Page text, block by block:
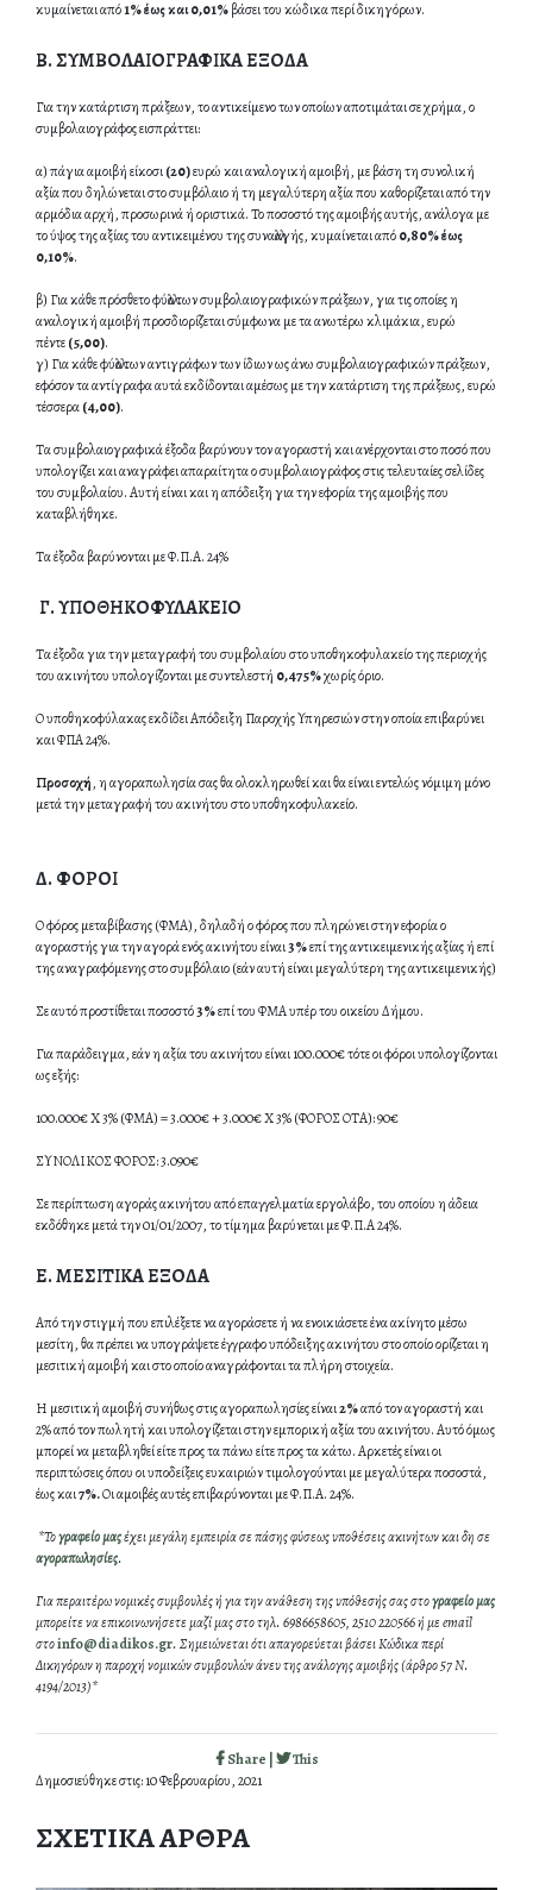
κυμαίνεται από1% έως και 0,01%βάσει του κώδικα περί δικηγόρων.
Β. ΣΥΜΒΟΛΑΙΟΓΡΑΦΙΚΑ ΕΞΟΔΑ
Για την κατάρτιση πράξεων, το αντικείμενο των οποίων αποτιμάται σε χρήμα, ο
συμβολαιογράφος εισπράττει:
α) πάγια αμοιβή είκοσι(20)ευρώ και αναλογική αμοιβή, με βάση τη συνολική
αξία που δηλώνεται στο συμβόλαιο ή τη μεγαλύτερη αξία που καθορίζεται από την
αρμόδια αρχή, προσωρινά ή οριστικά. Το ποσοστό της αμοιβής αυτής, ανάλογα με
το ύψος της αξίας του αντικειμένου της συναλλαγής, κυμαίνεται από0,80% έως
0,10%.
β) Για κάθε πρόσθετο φύλλο των συμβολαιογραφικών πράξεων, για τις οποίες η
αναλογική αμοιβή προσδιορίζεται σύμφωνα με τα ανωτέρω κλιμάκια, ευρώ
πέντε(5,00).
γ) Για κάθε φύλλο των αντιγράφων των ίδιων ως άνω συμβολαιογραφικών πράξεων,
εφόσον τα αντίγραφα αυτά εκδίδονται αμέσως με την κατάρτιση της πράξεως, ευρώ
τέσσερα(4,00).
Τα συμβολαιογραφικά έξοδα βαρύνουν τον αγοραστή και ανέρχονται στο ποσό που
υπολογίζει και αναγράφει απαραίτητα ο συμβολαιογράφος στις τελευταίες σελίδες
του συμβολαίου. Αυτή είναι και η απόδειξη για την εφορία της αμοιβής που
καταβλήθηκε.
Τα έξοδα βαρύνονται με Φ.Π.Α. 24%
Γ. ΥΠΟΘΗΚΟΦΥΛΑΚΕΙΟ
Τα έξοδα για την μεταγραφή του συμβολαίου στο υποθηκοφυλακείο της περιοχής
του ακινήτου υπολογίζονται με συντελεστή 0,475%χωρίς όριο.
Ο υποθηκοφύλακας εκδίδει Απόδειξη Παροχής Υπηρεσιών στην οποία επιβαρύνει
και ΦΠΑ 24%.
Προσοχή, η αγοραπωλησία σας θα ολοκληρωθεί και θα είναι εντελώς νόμιμη μόνο
μετά την μεταγραφή του ακινήτου στο υποθηκοφυλακείο.
Δ. ΦΟΡΟΙ
Ο φόρος μεταβίβασης (ΦΜΑ), δηλαδή ο φόρος που πληρώνει στην εφορία ο
αγοραστής για την αγορά ενός ακινήτου είναι3%επί της αντικειμενικής αξίας ή επί
της αναγραφόμενης στο συμβόλαιο (εάν αυτή είναι μεγαλύτερη της αντικειμενικής)
Σε αυτό προστίθεται ποσοστό3%επί του ΦΜΑ υπέρ του οικείου Δήμου.
Για παράδειγμα, εάν η αξία του ακινήτου είναι 100.000€ τότε οι φόροι υπολογίζονται
ως εξής:
100.000€ Χ 3% (ΦΜΑ) = 3.000€ + 3.000€ Χ 3% (ΦΟΡΟΣ ΟΤΑ): 90€
ΣΥΝΟΛΙΚΟΣ ΦΟΡΟΣ: 3.090€
Σε περίπτωση αγοράς ακινήτου από επαγγελματία εργολάβο, του οποίου η άδεια
εκδόθηκε μετά την 01/01/2007, το τίμημα βαρύνεται με Φ.Π.Α 24%.
Ε. ΜΕΣΙΤΙΚΑ ΕΞΟΔΑ
Από την στιγμή που επιλέξετε να αγοράσετε ή να ενοικιάσετε ένα ακίνητο μέσω
μεσίτη, θα πρέπει να υπογράψετε έγγραφο υπόδειξης ακινήτου στο οποίο ορίζεται η
μεσιτική αμοιβή και στο οποίο αναγράφονται τα πλήρη στοιχεία.
Η μεσιτική αμοιβή συνήθως στις αγοραπωλησίες είναι2%από τον αγοραστή και
2% από τον πωλητή και υπολογίζεται στην εμπορική αξία του ακινήτου. Αυτό όμως
μπορεί να μεταβληθεί είτε προς τα πάνω είτε προς τα κάτω. Αρκετές είναι οι
περιπτώσεις όπου οι υποδείξεις ευκαιριών τιμολογούνται με μεγαλύτερα ποσοστά,
έως και7%.Οι αμοιβές αυτές επιβαρύνονται με Φ.Π.Α. 24%.
*Τογραφείο μαςέχει μεγάλη εμπειρία σε πάσης φύσεως υποθέσεις ακινήτων και δη σε
αγοραπωλησίες.
Για περαιτέρω νομικές συμβουλές ή για την ανάθεση της υπόθεσής σας στογραφείο μας
μπορείτε να επικοινωνήσετε μαζί μας στο τηλ. 6986658605, 2510 220566 ή με email
στοinfo@diadikos.gr. Σημειώνεται ότι απαγορεύεται βάσει Κώδικα περί
Δικηγόρων η παροχή νομικών συμβουλών άνευ της ανάλογης αμοιβής (άρθρο 57 Ν.
4194/2013)*
Share |
This
Δημοσιεύθηκε στις: 10 Φεβρουαρίου, 2021
ΣΧΕΤΙΚΑ ΑΡΘΡΑ